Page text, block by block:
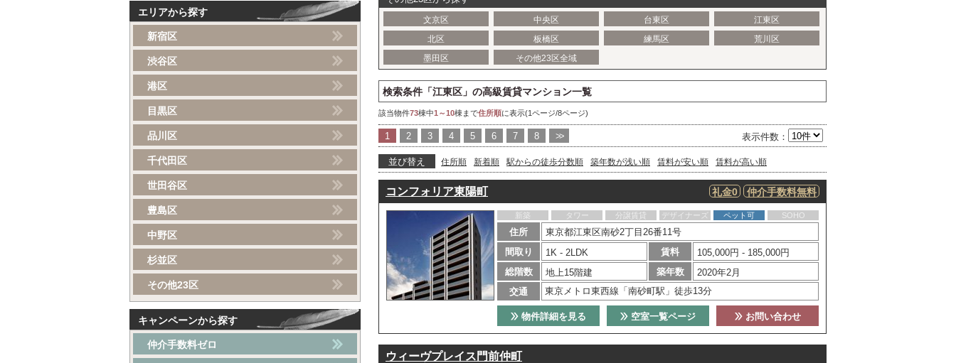
文京区 中央区 台東区
江東区
北区
板橋区 練馬区
荒川区
墨田区
その他23区全域
検索条件「江東区」の高級賃貸マンション一覧
該当物件73棟中1～10棟まで住所順に表示(1ページ/8ページ)
1 2 3 4 5 6 7 8 >> 表示件数：
並び替え 住所順 新着順 駅からの徒歩分数順 築年数が浅い順 賃料が安い順 賃料が高い順
コンフォリア東陽町 仲介手数料無料
礼金0
新築 タワー 分譲賃貸 デザイナーズ ペット可 SOHO
住所
東京都江東区南砂2丁目26番11号
間取り
1K - 2LDK 賃料
105,000円 - 185,000円
総階数
地上15階建 築年数
2020年2月
交通
東京メトロ東西線「南砂町駅」徒歩13分
お問い合わせ
空室一覧ページ
物件詳細を見る
ウィーヴプレイス門前仲町
エリアから探す
新宿区
渋谷区
港区
目黒区
品川区
千代田区
世田谷区
豊島区
中野区
杉並区
その他23区
キャンペーンから探す
仲介手数料ゼロ